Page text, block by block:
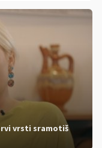
vrsti sramotiš